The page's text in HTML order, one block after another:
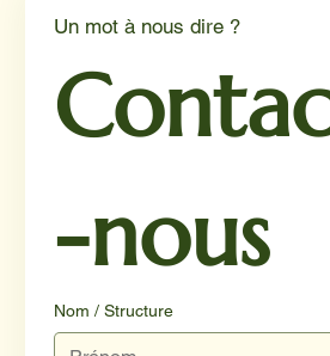
Un mot à nous dire ?
-nous
Nom / Structure